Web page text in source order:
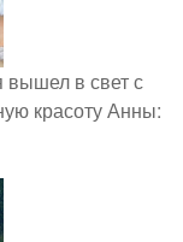
вышел в свет с
красоту Анны: